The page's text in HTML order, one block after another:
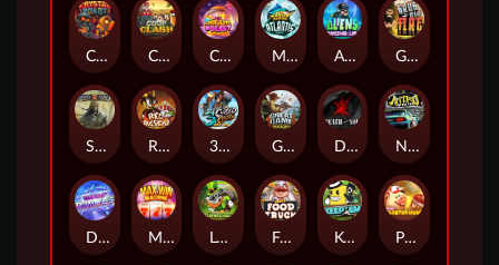
Crystal Robot Coop Clash Chocolate Rocket Marlin Masters Atlantis Aliens Among Us Grug Make Fire
Sand and Ashes Red Rascal™ 3 Cursed Chests™ Great Game Rockies Death Becomes You Nitro Nights
Dandy Diamonds Max Win Machine Le Prechaun Fred's Food Truck Keep 'em Piggy Cluster Hunt